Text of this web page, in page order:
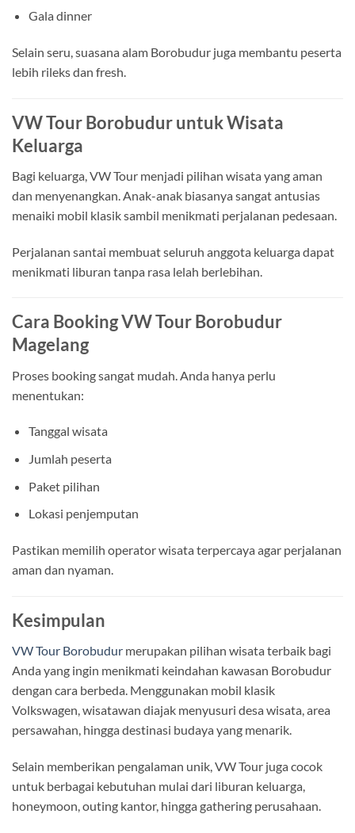
Gala dinner
Selain seru, suasana alam Borobudur juga membantu peserta
lebih rileks dan fresh.
VW Tour Borobudur untuk Wisata
Keluarga
Bagi keluarga, VW Tour menjadi pilihan wisata yang aman
dan menyenangkan. Anak-anak biasanya sangat antusias
menaiki mobil klasik sambil menikmati perjalanan pedesaan.
Perjalanan santai membuat seluruh anggota keluarga dapat
menikmati liburan tanpa rasa lelah berlebihan.
Cara Booking VW Tour Borobudur
Magelang
Proses booking sangat mudah. Anda hanya perlu
menentukan:
Tanggal wisata
Jumlah peserta
Paket pilihan
Lokasi penjemputan
Pastikan memilih operator wisata terpercaya agar perjalanan
aman dan nyaman.
Kesimpulan
VW Tour Borobudur merupakan pilihan wisata terbaik bagi
Anda yang ingin menikmati keindahan kawasan Borobudur
dengan cara berbeda. Menggunakan mobil klasik
Volkswagen, wisatawan diajak menyusuri desa wisata, area
persawahan, hingga destinasi budaya yang menarik.
Selain memberikan pengalaman unik, VW Tour juga cocok
untuk berbagai kebutuhan mulai dari liburan keluarga,
honeymoon, outing kantor, hingga gathering perusahaan.